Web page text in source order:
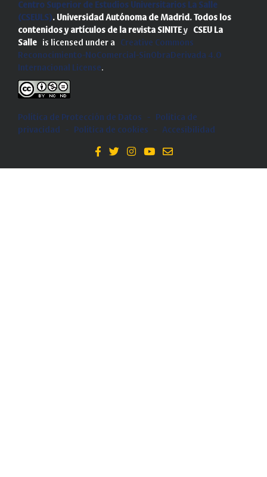
Centro Superior de Estudios Universitarios La Salle
(CSEULS). Universidad Autónoma de Madrid. Todos los
contenidos y artículos de la revista SINITEy CSEU La
Salle is licensed under a Creative Commons
Reconocimiento-NoComercial-SinObraDerivada 4.0
Internacional License.
Política de Protección de Datos -
Politica de
privacidad
- Política de cookies - Accesibilidad